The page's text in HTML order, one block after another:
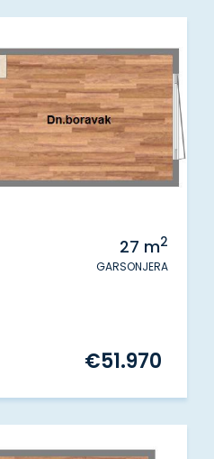
27 m2
GARSONJERA
€51.970